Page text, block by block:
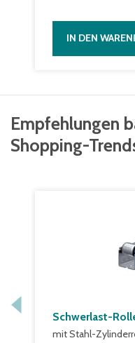
IN DEN
Empfehlungen
Shopping-
Schwerlast-
mit Stahl-